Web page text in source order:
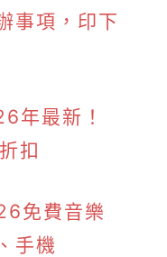
事項，印下
年最新！
扣
免費音樂
手機